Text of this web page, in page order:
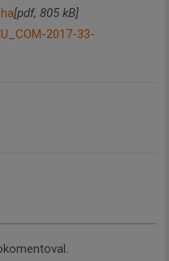
[pdf, 805 kB]
2017-33-